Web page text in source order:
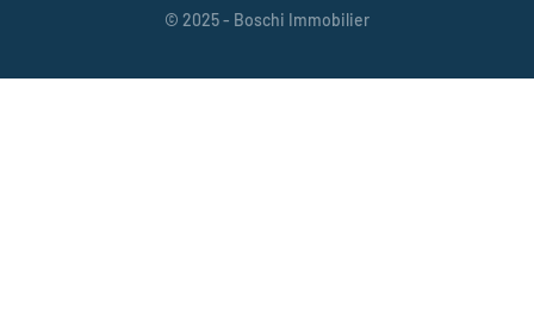
© 2025 - Boschi Immobilier